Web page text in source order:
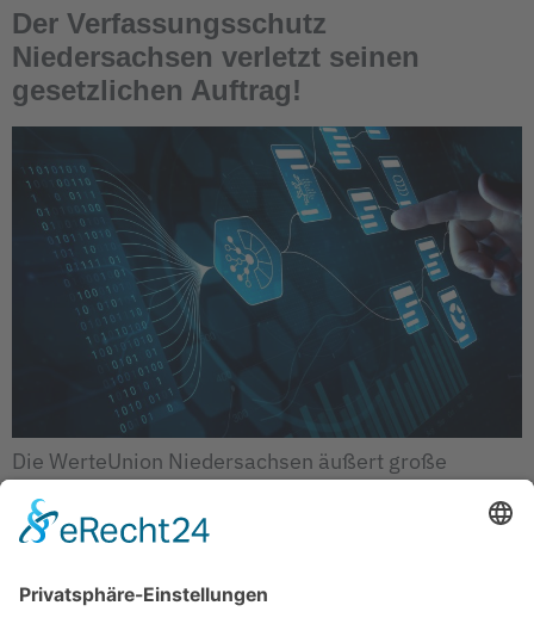
Der Verfassungsschutz
Niedersachsen verletzt seinen
gesetzlichen Auftrag!
Die WerteUnion Niedersachsen äußert große
Besorgnis über den jüngsten Tweet des
Niedersächsischen Verfassungsschutzes. In diesem
rechtsextremistisch, nationalistisch, diskriminierend